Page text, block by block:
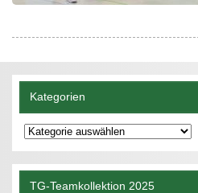
Kategorien
Kategorien
TG-Teamkollektion 2025